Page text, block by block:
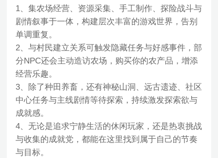
1、集农场经营、资源采集、手工制作、探险战斗与
剧情叙事于一体，构建层次丰富的游戏世界，告别
单调重复。
2、与村民建立关系可触发隐藏任务与好感事件，部
分NPC还会主动造访农场，购买你的农产品，增添
经营乐趣。
3、除了种田养畜，还有神秘山洞、远古遗迹、社区
中心任务与主线剧情等待探索，持续激发探索欲与
成就感。
4、无论是追求宁静生活的休闲玩家，还是热衷挑战
与收集的成就党，都能在这里找到属于自己的节奏
与目标。